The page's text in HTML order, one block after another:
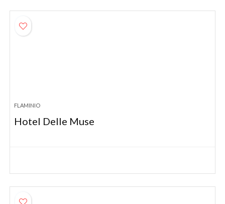
FLAMINIO
Hotel Delle Muse